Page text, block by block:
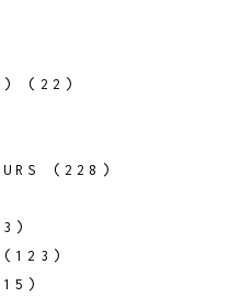
(22)
(228)
(123)